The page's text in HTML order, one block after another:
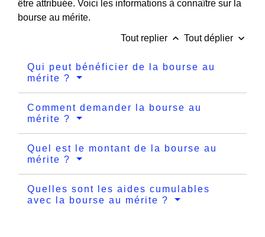
être attribuée. Voici les informations à connaître sur la
bourse au mérite.
Tout replier keyboard_arrow_up Tout déplier keyboard_arrow_down
Qui peut bénéficier de la bourse au
mérite ?
Comment demander la bourse au
mérite ?
Quel est le montant de la bourse au
mérite ?
Quelles sont les aides cumulables
avec la bourse au mérite ?